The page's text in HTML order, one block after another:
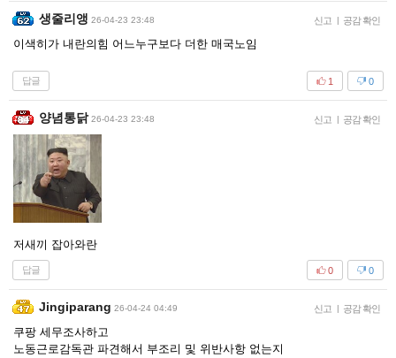
생줄리앵 26-04-23 23:48 신고 | 공감 확인
이색히가 내란의힘 어느누구보다 더한 매국노임
답글 0
1
양념통닭 26-04-23 23:48 신고 | 공감 확인
저새끼 잡아와란
답글 0
0
Jingiparang 26-04-24 04:49 신고 | 공감 확인
쿠팡 세무조사하고
노동근로감독관 파견해서 부조리 및 위반사항 없는지